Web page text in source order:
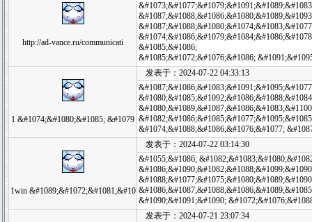
http://ad-vance.ru/communicati
&#1085;&#1086;
&#1085;&#1072;&#1076;&#1086;
1 &#1074;&#1080;&#1085; &#1079
发表于：2024-07-22 04:33:13
&#1074;&#1088;&#1086;&#1076;&#1077;
1win &#1089;&#1072;&#1081;&#10
发表于：2024-07-22 03:14:30
&#1055;&#1086;
&#1090;&#1091;&#1090;
发表于：2024-07-21 23:07:34